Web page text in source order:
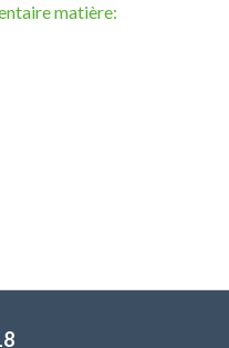
matière: